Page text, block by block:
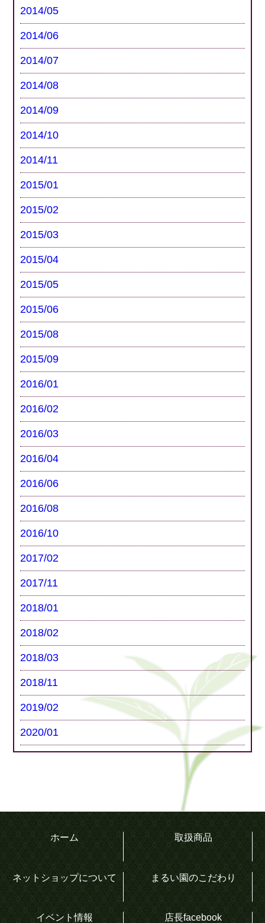
2014/05
2014/06
2014/07
2014/08
2014/09
2014/10
2014/11
2015/01
2015/02
2015/03
2015/04
2015/05
2015/06
2015/08
2015/09
2016/01
2016/02
2016/03
2016/04
2016/06
2016/08
2016/10
2017/02
2017/11
2018/01
2018/02
2018/03
2018/11
2019/02
2020/01
ホーム 取扱商品
ネットショップについて まるい園のこだわり
イベント情報 店長facebook